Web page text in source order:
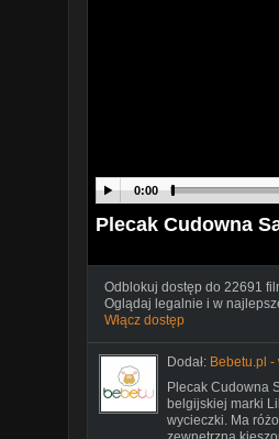
0:00
Plecak Cudowna
Odblokuj dostęp do 22691
Oglądaj legalnie i w
Włącz dostęp
Dodał: Bebetu.pl
Plecak Cudowna
belgijskiej marki
wycieczki. Ma